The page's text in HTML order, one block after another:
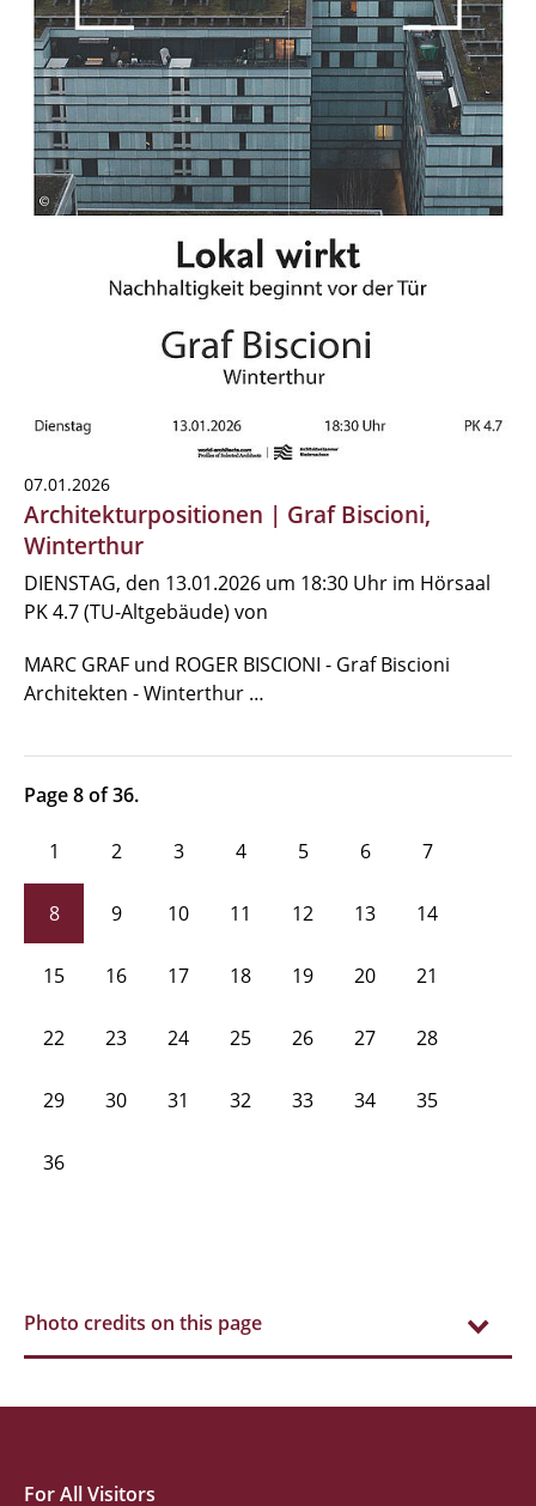
07.01.2026
Architekturpositionen | Graf Biscioni,
Winterthur
DIENSTAG, den 13.01.2026 um 18:30 Uhr im Hörsaal
PK 4.7 (TU-Altgebäude) von
MARC GRAF und ROGER BISCIONI - Graf Biscioni
Architekten - Winterthur …
Page 8 of 36.
1 2 3 4 5 6 7
8 9 10 11 12 13 14
15 16 17 18 19 20 21
22 23 24 25 26 27 28
29 30 31 32 33 34 35
36
Photo credits on this page
For All Visitors